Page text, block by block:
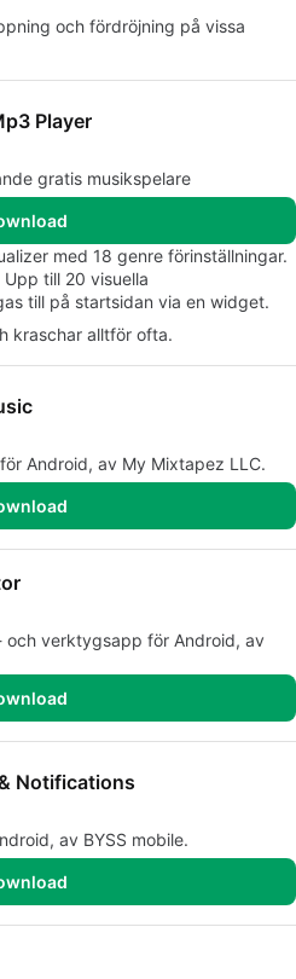
och fördröjning på vissa
Player
gratis musikspelare
med 18 genre förinställningar.
till 20 visuella
till på startsidan via en widget.
kraschar alltför ofta.
Android, av My Mixtapez LLC.
och verktygsapp för Android, av
Notifications
av BYSS mobile.